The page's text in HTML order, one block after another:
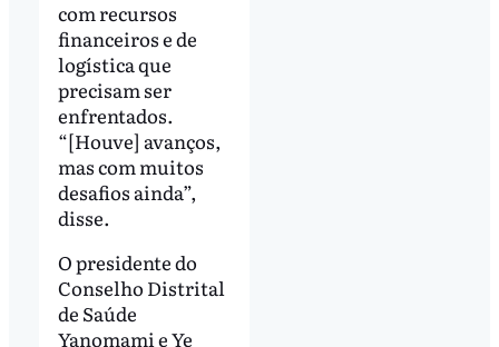
com recursos
financeiros e de
logística que
precisam ser
enfrentados.
“[Houve] avanços,
mas com muitos
desafios ainda”,
disse.
O presidente do
Conselho Distrital
de Saúde
Yanomami e Ye